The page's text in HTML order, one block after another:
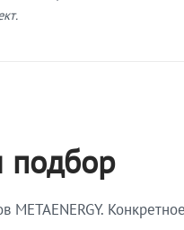
подбор